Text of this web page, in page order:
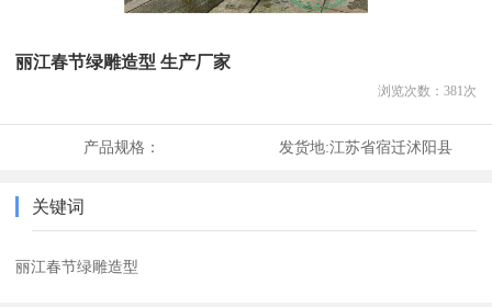
丽江春节绿雕造型 生产厂家
浏览次数： 381 次
产品规格： 发货地:江苏省宿迁沭阳县
关键词
丽江春节绿雕造型